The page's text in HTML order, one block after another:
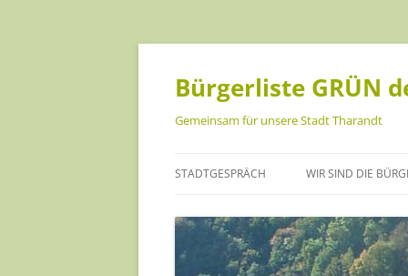
Bürgerliste GRÜN
Gemeinsam für unsere Stadt Tharandt
STADTGESPRÄCH WIR SIND DIE
CHRISTOPH